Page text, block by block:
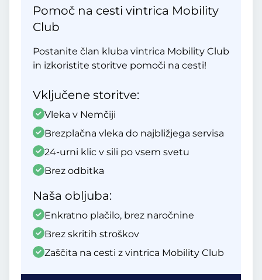
Pomoč na cesti vintrica Mobility
Club
Postanite član kluba vintrica Mobility Club
in izkoristite storitve pomoči na cesti!
Vključene storitve:
Vleka v Nemčiji
Brezplačna vleka do najbližjega servisa
24-urni klic v sili po vsem svetu
Brez odbitka
Naša obljuba:
Enkratno plačilo, brez naročnine
Brez skritih stroškov
Zaščita na cesti z vintrica Mobility Club